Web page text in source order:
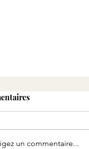
un commentaire...